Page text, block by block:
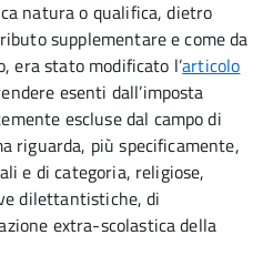
natura o qualifica, dietro
supplementare e come da
era stato modificato l’articolo
esenti dall’imposta
escluse dal campo di
riguarda, più specificamente,
e di categoria, religiose,
dilettantistiche, di
extra-scolastica della